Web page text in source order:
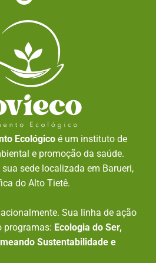
Ecológico é um instituto de
e promoção da saúde.
sede localizada em Barueri,
do Alto Tietê.
Sua linha de ação
programas: Ecologia do Ser,
Sustentabilidade e